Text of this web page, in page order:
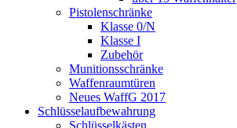
Pistolenschränke
Klasse 0/N
Klasse I
Zubehör
Munitionsschränke
Waffenraumtüren
Neues WaffG 2017
Schlüsselaufbewahrung
Schlüsselkästen